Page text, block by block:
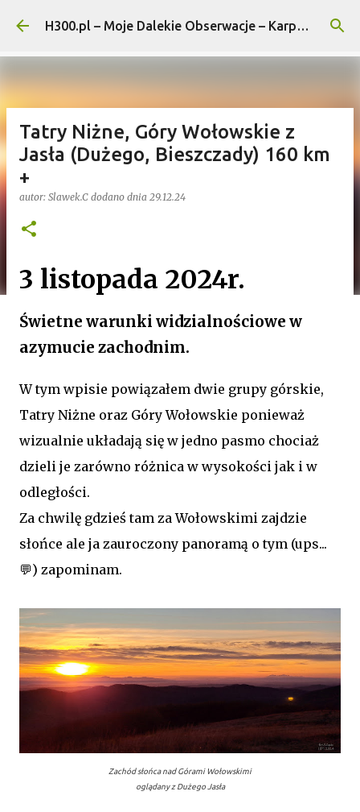
Przejdź do głównej zawartości H300.pl – Moje Dalekie Obserwacje – Karpaty i Pogórza...
Tatry Niżne, Góry Wołowskie z
Jasła (Dużego, Bieszczady) 160 km
+
autor: Slawek.C dodano dnia 29.12.24
3 listopada 2024r.
Świetne warunki widzialnościowe w
azymucie zachodnim.
W tym wpisie powiązałem dwie grupy górskie,
Tatry Niżne oraz Góry Wołowskie ponieważ
wizualnie układają się w jedno pasmo chociaż
dzieli je zarówno różnica w wysokości jak i w
odległości.
Za chwilę gdzieś tam za Wołowskimi zajdzie
słońce ale ja zauroczony panoramą o tym (ups...
💬) zapominam.
Zachód słońca nad Górami Wołowskimi
oglądany z Dużego Jasła